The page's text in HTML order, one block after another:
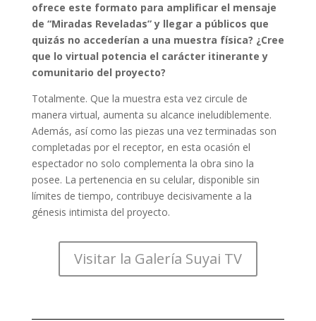
ofrece este formato para amplificar el mensaje
de “Miradas Reveladas” y llegar a públicos que
quizás no accederían a una muestra física? ¿Cree
que lo virtual potencia el carácter itinerante y
comunitario del proyecto?
Totalmente. Que la muestra esta vez circule de
manera virtual, aumenta su alcance ineludiblemente.
Además, así como las piezas una vez terminadas son
completadas por el receptor, en esta ocasión el
espectador no solo complementa la obra sino la
posee. La pertenencia en su celular, disponible sin
límites de tiempo, contribuye decisivamente a la
génesis intimista del proyecto.
Visitar la Galería Suyai TV